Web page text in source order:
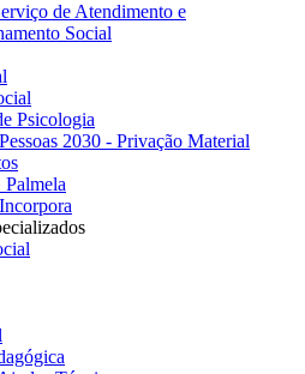
de Atendimento e
Social
Psicologia
2030 - Privação Material